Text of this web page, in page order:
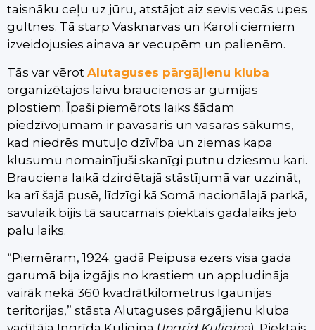
taisnāku ceļu uz jūru, atstājot aiz sevis vecās upes
gultnes. Tā starp Vasknarvas un Karoli ciemiem
izveidojusies ainava ar vecupēm un palienēm.
Tās var vērot Alutaguses pārgājienu kluba
organizētajos laivu braucienos ar gumijas
plostiem. Īpaši piemērots laiks šādam
piedzīvojumam ir pavasaris un vasaras sākums,
kad niedrēs mutuļo dzīvība un ziemas kapa
klusumu nomainījuši skanīgi putnu dziesmu kari.
Brauciena laikā dzirdētajā stāstījumā var uzzināt,
ka arī šajā pusē, līdzīgi kā Somā nacionālajā parkā,
savulaik bijis tā saucamais piektais gadalaiks jeb
palu laiks.
“Piemēram, 1924. gadā Peipusa ezers visa gada
garumā bija izgājis no krastiem un appludināja
vairāk nekā 360 kvadrātkilometrus Igaunijas
teritorijas,” stāsta Alutaguses pārgājienu kluba